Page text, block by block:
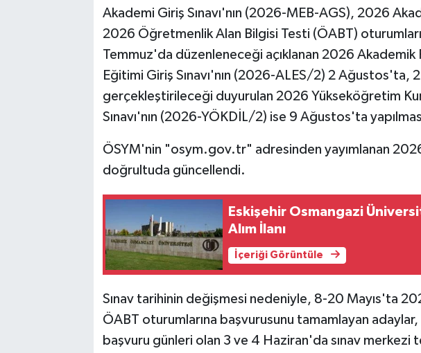
Akademi Giriş Sınavı'nın (2026-MEB-AGS), 2026
2026 Öğretmenlik Alan Bilgisi Testi (ÖABT)
Temmuz'da düzenleneceği açıklanan 2026 Akademik
Eğitimi Giriş Sınavı'nın (2026-ALES/2) 2 Ağustos'ta,
gerçekleştirileceği duyurulan 2026 Yükseköğretim
Sınavı'nın (2026-YÖKDİL/2) ise 9 Ağustos'ta
ÖSYM'nin "osym.gov.tr" adresinden yayımlanan
doğrultuda güncellendi.
Eskişehir Osmangazi
Alım İlanı
İçeriği Görüntüle
Sınav tarihinin değişmesi nedeniyle, 8-20 Mayıs'ta
ÖABT oturumlarına başvurusunu tamamlayan
başvuru günleri olan 3 ve 4 Haziran'da sınav merkezi